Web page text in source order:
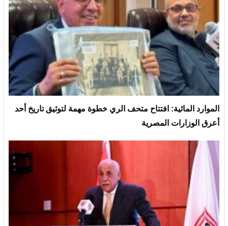
الموارد المائية: افتتاح متحف الري خطوة مهمة لتوثيق تاريخ أحد
أعرق الوزارات المصرية